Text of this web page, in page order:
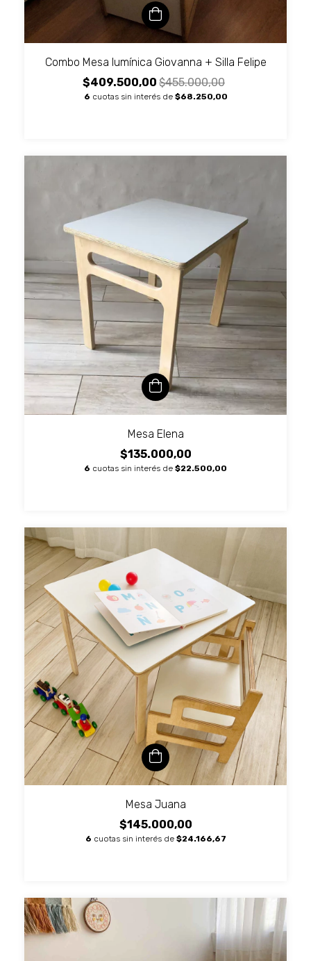
Combo Mesa lumínica Giovanna + Silla Felipe
$409.500,00 $455.000,00
6 cuotas sin interés de $68.250,00
Mesa Elena
$135.000,00
6 cuotas sin interés de $22.500,00
Mesa Juana
$145.000,00
6 cuotas sin interés de $24.166,67